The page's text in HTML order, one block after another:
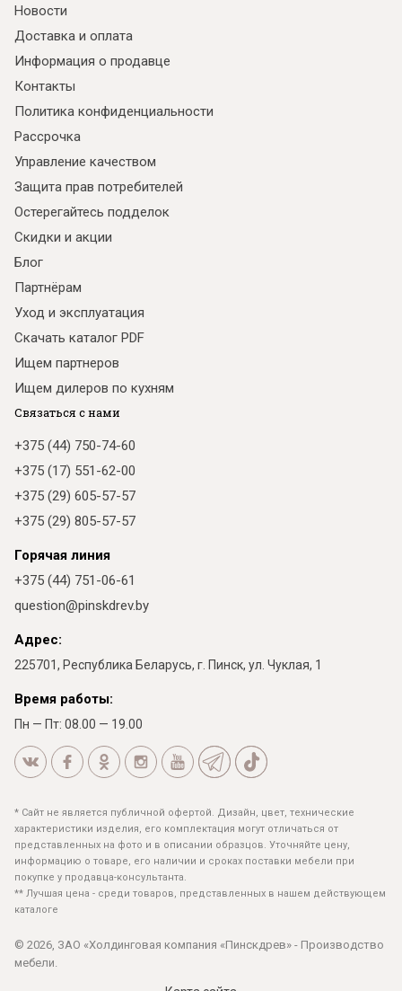
Новости
Доставка и оплата
Информация о продавце
Контакты
Политика конфиденциальности
Рассрочка
Управление качеством
Защита прав потребителей
Остерегайтесь подделок
Скидки и акции
Блог
Партнёрам
Уход и эксплуатация
Скачать каталог PDF
Ищем партнеров
Ищем дилеров по кухням
Связаться с нами
+375 (44) 750-74-60
+375 (17) 551-62-00
+375 (29) 605-57-57
+375 (29) 805-57-57
Горячая линия
+375 (44) 751-06-61
question@pinskdrev.by
Адрес:
225701, Республика Беларусь, г. Пинск, ул. Чуклая, 1
Время работы:
Пн — Пт: 08.00 — 19.00
* Сайт не является публичной офертой. Дизайн, цвет, технические
характеристики изделия, его комплектация могут отличаться от
представленных на фото и в описании образцов. Уточняйте цену,
информацию о товаре, его наличии и сроках поставки мебели при
покупке у продавца-консультанта.
** Лучшая цена - среди товаров, представленных в нашем действующем
каталоге
© 2026, ЗАО «Холдинговая компания «Пинскдрев» - Производство
мебели.